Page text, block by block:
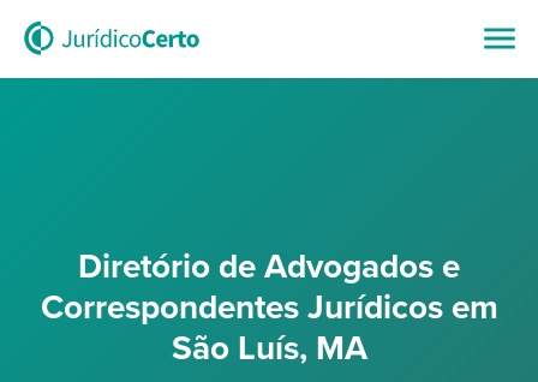
Diretório de Advogados e
Correspondentes Jurídicos em
São Luís, MA